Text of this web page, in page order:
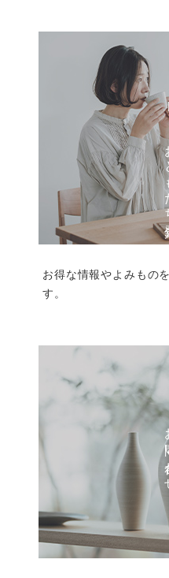
お得な情報やよみもの
す。
お